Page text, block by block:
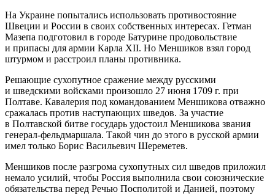
На Украине попытались использовать противостояние
Швеции и России в своих собственных интересах. Гетман
Мазепа подготовил в городе Батурине продовольствие
и припасы для армии Карла XII. Но Меншиков взял город
штурмом и расстроил планы противника.
Решающие сухопутное сражение между русскими
и шведскими войсками произошло 27 июня 1709 г. при
Полтаве. Кавалерия под командованием Меншикова отважно
сражалась против наступающих шведов. За участие
в Полтавской битве государь удостоил Меншикова звания
генерал-фельдмаршала. Такой чин до этого в русской армии
имел только Борис Васильевич Шереметев.
Меншиков после разгрома сухопутных сил шведов приложил
немало усилий, чтобы Россия выполнила свои союзнические
обязательства перед Речью Посполитой и Данией, поэтому